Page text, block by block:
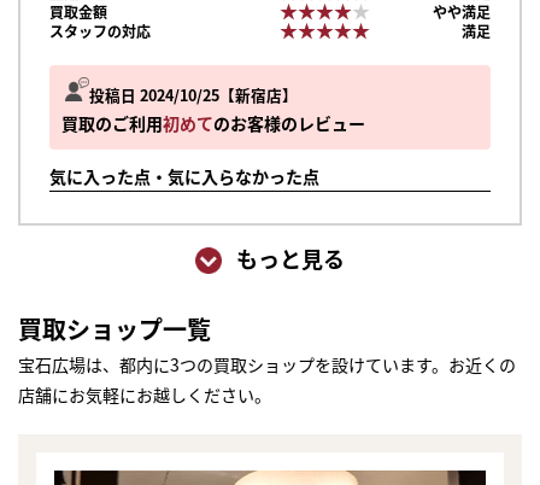
投稿日 2024/10/25 新宿店
買取のご利用初めてのお客様のレビュー
気に入った点・気に入らなかった点
買取金額
★★★★★
★★★★★
やや満足
スタッフの対応
★★★★★
★★★★★ 満足
もっと見る
買取ショップ一覧
宝石広場は、都内に3つの買取ショップを設けています。お近くの
店舗にお気軽にお越しください。